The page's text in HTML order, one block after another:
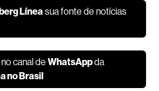
Líneasua fonte de notícias
canal deWhatsAppda
no Brasil